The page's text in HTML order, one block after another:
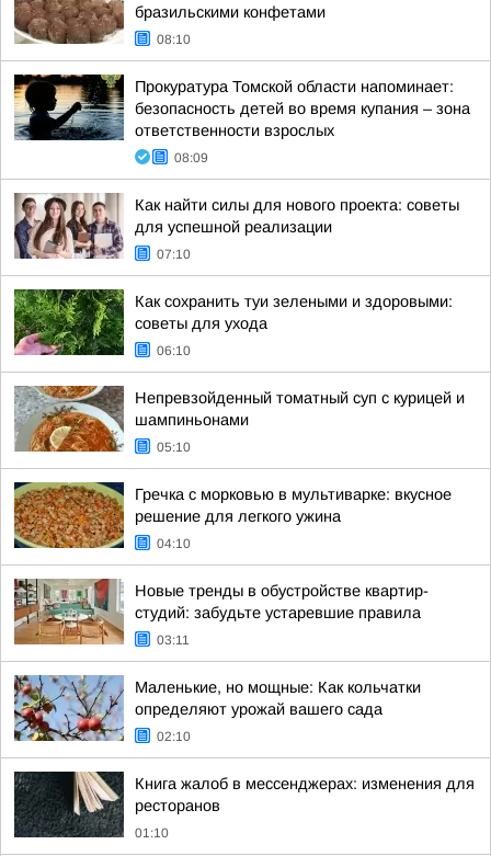
бразильскими конфетами
08:10
Прокуратура Томской области напоминает:
безопасность детей во время купания – зона
ответственности взрослых
08:09
Как найти силы для нового проекта: советы
для успешной реализации
07:10
Как сохранить туи зелеными и здоровыми:
советы для ухода
06:10
Непревзойденный томатный суп с курицей и
шампиньонами
05:10
Гречка с морковью в мультиварке: вкусное
решение для легкого ужина
04:10
Новые тренды в обустройстве квартир-
студий: забудьте устаревшие правила
03:11
Маленькие, но мощные: Как кольчатки
определяют урожай вашего сада
02:10
Книга жалоб в мессенджерах: изменения для
ресторанов
01:10